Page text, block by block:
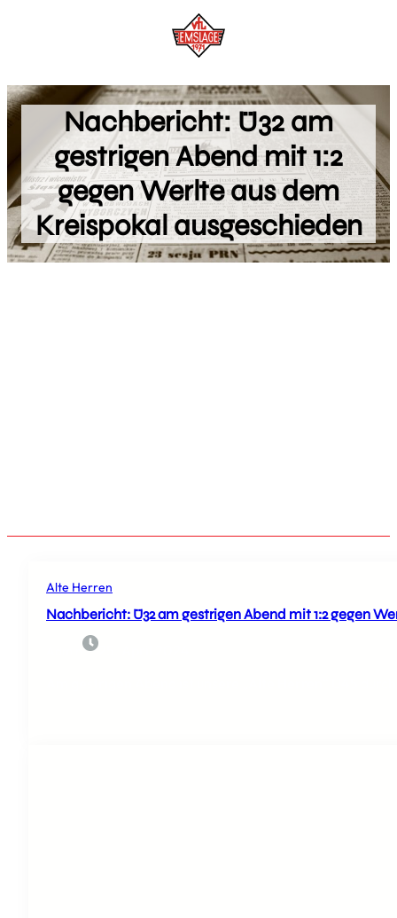
Nachbericht: Ü32 am
gestrigen Abend mit 1:2
gegen Werlte aus dem
Kreispokal ausgeschieden
Alte Herren
Nachbericht: Ü32 am gestrigen Abend mit 1:2 gegen